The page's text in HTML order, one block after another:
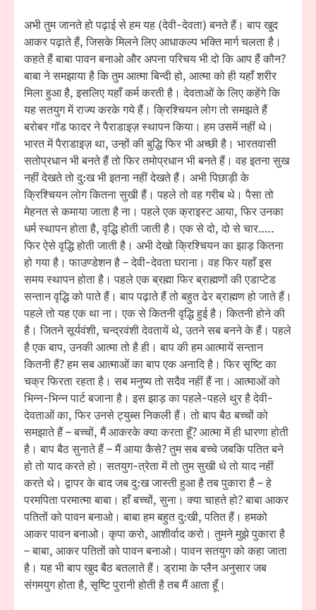
अभी तुम जानते हो पढ़ाई से हम यह (देवी-देवता) बनते हैं। बाप खुद
आकर पढ़ाते हैं, जिसके मिलने लिए आधाकल्प भक्ति मार्ग चलता है।
कहते हैं बाबा पावन बनाओ और अपना परिचय भी दो कि आप हैं कौन?
बाबा ने समझाया है कि तुम आत्मा बिन्दी हो, आत्मा को ही यहाँ शरीर
मिला हुआ है, इसलिए यहाँ कर्म करती है। देवताओं के लिए कहेंगे कि
यह सतयुग में राज्य करके गये हैं। क्रिश्चियन लोग तो समझते हैं
बरोबर गॉड फादर ने पैराडाइज़ स्थापन किया। हम उसमें नहीं थे।
भारत में पैराडाइज़ था, उन्हों की बुद्धि फिर भी अच्छी है। भारतवासी
सतोप्रधान भी बनते हैं तो फिर तमोप्रधान भी बनते हैं। वह इतना सुख
नहीं देखते तो दु:ख भी इतना नहीं देखते हैं। अभी पिछाड़ी के
क्रिश्चियन लोग कितना सुखी हैं। पहले तो वह गरीब थे। पैसा तो
मेहनत से कमाया जाता है ना। पहले एक क्राइस्ट आया, फिर उनका
धर्म स्थापन होता है, वृद्धि होती जाती है। एक से दो, दो से चार…..
फिर ऐसे वृद्धि होती जाती है। अभी देखो क्रिश्चियन का झाड़ कितना
हो गया है। फाउण्डेशन है – देवी-देवता घराना। वह फिर यहाँ इस
समय स्थापन होता है। पहले एक ब्रह्मा फिर ब्राह्मणों की एडाप्टेड
सन्तान वृद्धि को पाते हैं। बाप पढ़ाते हैं तो बहुत ढेर ब्राह्मण हो जाते हैं।
पहले तो यह एक था ना। एक से कितनी वृद्धि हुई है। कितनी होने की
है। जितने सूर्यवंशी, चन्द्रवंशी देवतायें थे, उतने सब बनने के हैं। पहले
है एक बाप, उनकी आत्मा तो है ही। बाप की हम आत्मायें सन्तान
कितनी हैं? हम सब आत्माओं का बाप एक अनादि है। फिर सृष्टि का
चक्र फिरता रहता है। सब मनुष्य तो सदैव नहीं हैं ना। आत्माओं को
भिन्न-भिन्न पार्ट बजाना है। इस झाड़ का पहले-पहले थुर है देवी-
देवताओं का, फिर उनसे ट्युब्स निकली हैं। तो बाप बैठ बच्चों को
समझाते हैं – बच्चों, मैं आकरके क्या करता हूँ? आत्मा में ही धारणा होती
है। बाप बैठ सुनाते हैं – मैं आया कैसे? तुम सब बच्चे जबकि पतित बने
हो तो याद करते हो। सतयुग-त्रेता में तो तुम सुखी थे तो याद नहीं
करते थे। द्वापर के बाद जब दु:ख जास्ती हुआ है तब पुकारा है – हे
परमपिता परमात्मा बाबा। हाँ बच्चों, सुना। क्या चाहते हो? बाबा आकर
पतितों को पावन बनाओ। बाबा हम बहुत दु:खी, पतित हैं। हमको
आकर पावन बनाओ। कृपा करो, आशीर्वाद करो। तुमने मुझे पुकारा है
– बाबा, आकर पतितों को पावन बनाओ। पावन सतयुग को कहा जाता
है। यह भी बाप खुद बैठ बतलाते हैं। ड्रामा के प्लैन अनुसार जब
संगमयुग होता है, सृष्टि पुरानी होती है तब मैं आता हूँ।